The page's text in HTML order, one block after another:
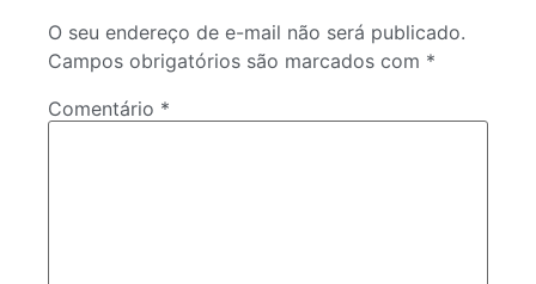
O seu endereço de e-mail não será publicado.
Campos obrigatórios são marcados com *
Comentário *